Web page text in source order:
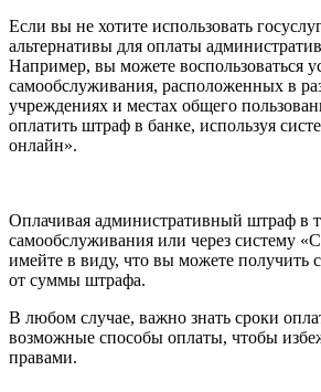
Если вы не хотите использовать
альтернативы для оплаты
Например, вы можете воспользоваться
самообслуживания, расположенных в
учреждениях и местах общего
оплатить штраф в банке, используя
онлайн».
Оплачивая административный штраф в
самообслуживания или через систему
имейте в виду, что вы можете получить
от суммы штрафа.
В любом случае, важно знать сроки
возможные способы оплаты, чтобы
правами.